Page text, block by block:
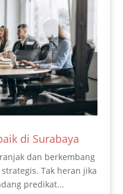
di Surabaya
dan berkembang
Tak heran jika
predikat...